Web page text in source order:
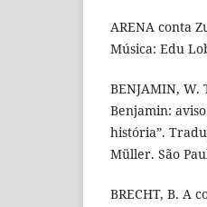
ARENA conta
Música: Edu
BENJAMIN,
Benjamin:
história”.
Müller. São
BRECHT, B. A